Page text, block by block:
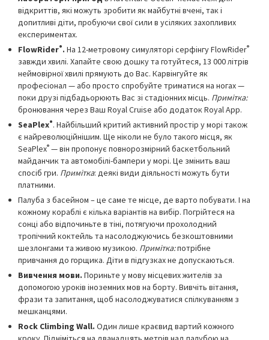
відкриттів, які можуть зробити як майбутні вчені, так і
допитливі діти, пробуючи свої сили в усіляких захопливих
експериментах.
FlowRider®. На 12-метровому симуляторі серфінгу FlowRider®
завжди хвилі. Хапайте свою дошку та готуйтеся, 13 000 літрів
неймовірної хвилі прямують до Вас. Карвінгуйте як
професіонал — або просто спробуйте триматися на ногах —
поки друзі підбадьорюють Вас зі стадіонних місць. Примітка:
бронювання через Ваш Royal Cruise або додаток Royal App.
SeaPlex®. Найбільший критий активний простір у морі також
є найреволюційнішим. Ще ніколи не було такого місця, як
SeaPlex® — він пропонує повнорозмірний баскетбольний
майданчик та автомобілі-бампери у морі. Це змінить ваш
спосіб гри. Примітка: деякі види діяльності можуть бути
платними.
Палуба з басейном – це саме те місце, де варто побувати. І на
кожному кораблі є кілька варіантів на вибір. Погрійтеся на
сонці або відпочиньте в тіні, потягуючи прохолодний
тропічний коктейль та насолоджуючись безкоштовними
шезлонгами та живою музикою. Примітка:потрібне
привчання до горщика. Діти в підгузках не допускаються.
Вивчення мови. Пориньте у мову місцевих жителів за
допомогою уроків іноземних мов на борту. Вивчіть вітання,
фрази та запитання, щоб насолоджуватися спілкуванням з
мешканцями.
Rock Climbing Wall. Один лише краєвид вартий кожного